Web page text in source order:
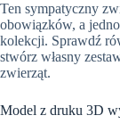
Ten sympatyczny
obowiązków, a
kolekcji. Sprawdź
stwórz własny
zwierząt.
Model z druku 3D